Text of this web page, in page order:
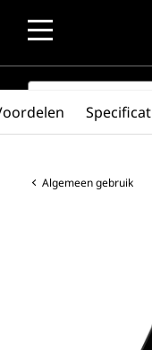
SEARCH
Algemeen gebruik